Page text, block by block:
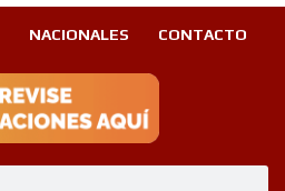
NACIONALES CONTACTO